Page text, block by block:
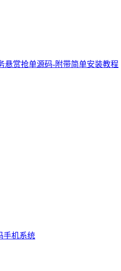
悬赏抢单源码-附带简单安装教程
手机系统